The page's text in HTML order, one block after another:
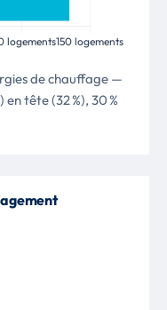
de chauffage —
tête (32 %), 30 %